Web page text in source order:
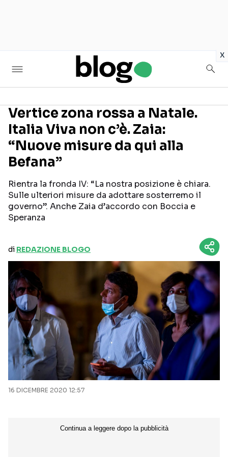
x
Seguici sui social
Vertice zona rossa a Natale.
Italia Viva non c’è. Zaia:
“Nuove misure da qui alla
Befana”
Rientra la fronda IV: “La nostra posizione è chiara.
Sulle ulteriori misure da adottare sosterremo il
governo”. Anche Zaia d’accordo con Boccia e
Speranza
di REDAZIONE BLOGO
16 DICEMBRE 2020 12:57